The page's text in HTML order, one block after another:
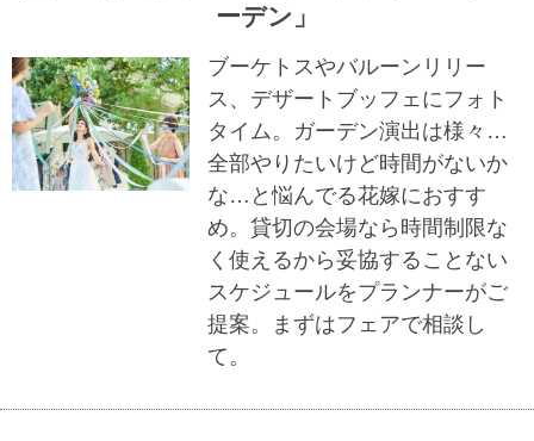
ーデン」
ブーケトスやバルーンリリー
ス、デザートブッフェにフォト
タイム。ガーデン演出は様々…
全部やりたいけど時間がないか
な…と悩んでる花嫁におすす
め。貸切の会場なら時間制限な
く使えるから妥協することない
スケジュールをプランナーがご
提案。まずはフェアで相談し
て。